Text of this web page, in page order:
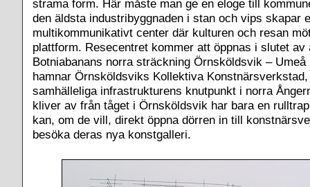
strama form. Här måste man ge en eloge till
den äldsta industribyggnaden i stan och vips skapar
multikommunikativt center där kulturen och resan
plattform. Resecentret kommer att öppnas i slutet av
Botniabanans norra sträckning Örnsköldsvik –
hamnar Örnsköldsviks Kollektiva
samhälleliga infrastrukturens knutpunkt i norra
kliver av från tåget i Örnsköldsvik har bara en
kan, om de vill, direkt öppna dörren in till
besöka deras nya konstgalleri.